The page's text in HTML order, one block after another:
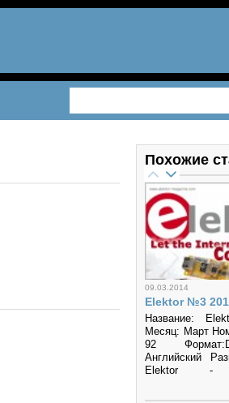
Похожие
09.03.2014
Elektor №3
Название:
Месяц: Март
92
Английский
Elektor -